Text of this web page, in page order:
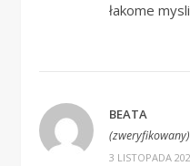
łakome mysli
BEATA
(zweryfikowany)
3 LISTOPADA